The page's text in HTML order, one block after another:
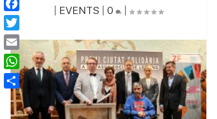
EVENTS 0
F
a
c
e
b
T
w
i
t
E
m
a
W
h